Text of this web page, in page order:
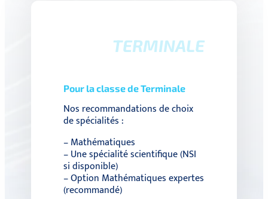
TERMINALE
Pour la classe de Terminale
Nos recommandations de choix
de spécialités :
– Mathématiques
– Une spécialité scientifique (NSI
si disponible)
– Option Mathématiques expertes
(recommandé)